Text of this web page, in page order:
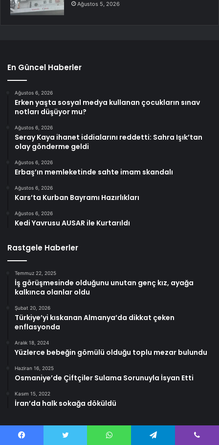
Ağustos 5, 2026
En Güncel Haberler
Ağustos 6, 2026
Erken yaşta sosyal medya kullanan çocukların sınav
notları düşüyor mu?
Ağustos 6, 2026
Seray Kaya ihanet iddialarını reddetti: Sahra Işık’tan
olay gönderme geldi
Ağustos 6, 2026
Erbaş’ın memleketinde sahte imam skandalı
Ağustos 6, 2026
Kars’ta Kurban Bayramı Hazırlıkları
Ağustos 6, 2026
Kedi Yavrusu AUSAR ile Kurtarıldı
Rastgele Haberler
Temmuz 22, 2025
İş görüşmesinde olduğunu unutan genç kız, ayağa
kalkınca olanlar oldu
Şubat 20, 2026
Türkiye’yi kıskanan Almanya’da dikkat çeken
enflasyonda
Aralık 18, 2024
Yüzlerce bebeğin gömülü olduğu toplu mezar bulundu
Haziran 16, 2025
Osmaniye’de Çiftçiler Sulama Sorunuyla İsyan Etti
Kasım 15, 2022
İran’da halk sokağa döküldü